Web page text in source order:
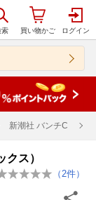
新潮社 バンチC
ス）
（ 2件）